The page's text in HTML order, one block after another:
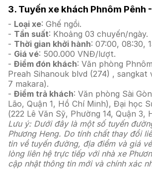
3. Tuyến xe khách Phnôm Pênh
- Loại xe: Ghế ngồi.
- Tần suất: Khoảng 03 chuyến/ngày.
- Thời gian khởi hành: 07:00, 08:30,
- Giá vé: 500.000 VNĐ/lượt.
- Điểm đón khách: Văn phòng
Preah Sihanouk blvd (274) , sangkat
7 makara).
- Điểm trả khách: Văn phòng Sài
Lão, Quận 1, Hồ Chí Minh), Đại học
(222 Lê Văn Sỹ, Phường 14, Quận 3,
Lưu ý: Dưới đây là một số tuyến
Phương Heng. Do tính chất thay đổi
tin về tuyến đường, địa điểm và giá
lòng liên hệ trực tiếp với nhà xe
cập nhật thông tin mới và chính xác